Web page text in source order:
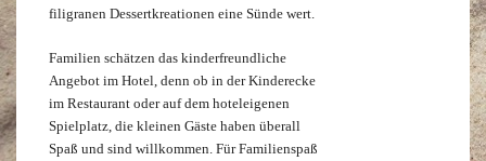
filigranen Dessertkreationen eine Sünde wert.
Familien schätzen das kinderfreundliche
Angebot im Hotel, denn ob in der Kinderecke
im Restaurant oder auf dem hoteleigenen
Spielplatz, die kleinen Gäste haben überall
Spaß und sind willkommen. Für Familienspaß